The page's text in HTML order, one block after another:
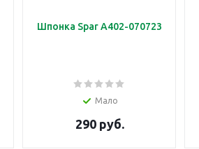
Шпонка Spar A402-070723
Мало
290 руб.